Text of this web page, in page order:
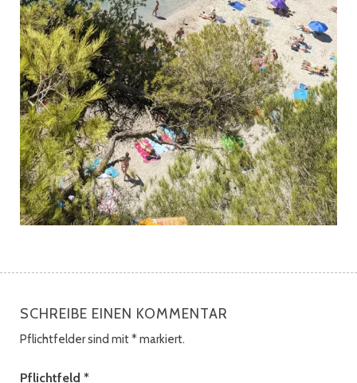
SCHREIBE EINEN KOMMENTAR
Pflichtfelder sind mit*markiert.
Pflichtfeld *